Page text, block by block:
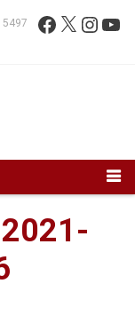
Facebook
X
5497